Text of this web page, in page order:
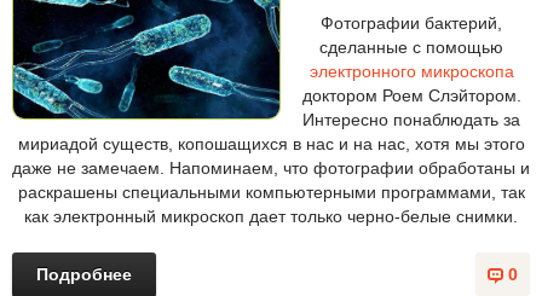
Фотографии бактерий,
сделанные с помощью
электронного микроскопа
доктором Роем Слэйтором.
Интересно понаблюдать за
мириадой существ, копошащихся в нас и на нас, хотя мы этого
даже не замечаем. Напоминаем, что фотографии обработаны и
раскрашены специальными компьютерными программами, так
как электронный микроскоп дает только черно-белые снимки.
0
Подробнее